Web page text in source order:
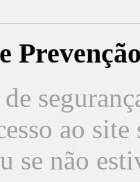
ao
se não